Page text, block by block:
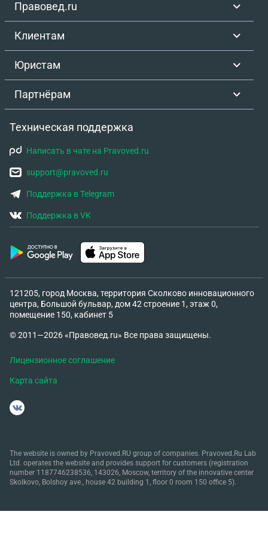
Правовед.ru
Клиентам
Юристам
Партнёрам
Техническая поддержка
Написать в чате на Pravoved.ru
support@pravoved.ru
Поддержка в Telegram
Поддержка в VK
121205, город Москва, территория Сколково инновационного
центра, Большой бульвар, дом 42 строение 1, этаж 0,
помещение 150, кабинет 5
© 2011—2026 «Правовед.ru» Все права защищены.
Лицензионное соглашение
Карта сайта
The website is owned by Pravoved.RU group of companies. Pravoved.Ru Lab
Ltd. operates the website and provides support for customers (registration
number 1187746238536, 143026, Moscow, territory of the innovative center
Skolkovo, Bolshoy ave., house 42 building 1, floor 0 room 150 office 5).